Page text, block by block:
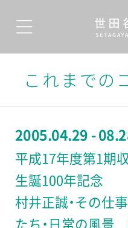
これまでの
2005.04.29 -
平成17年度第1期
生誕100年記念
村井正誠・その仕
たち・日常の風景